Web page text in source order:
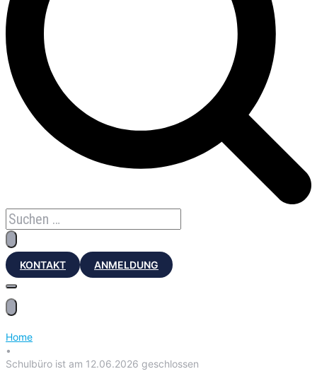
KONTAKT ANMELDUNG
Home
•
Schulbüro ist am 12.06.2026 geschlossen